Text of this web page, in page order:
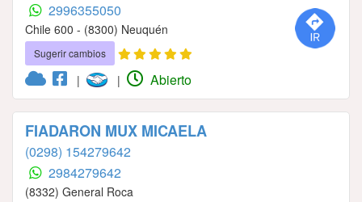
2996355050
Chile 600 - (8300) Neuquén
Sugerir cambios
| | Abierto
FIADARON MUX MICAELA
(0298) 154279642
2984279642
(8332) General Roca